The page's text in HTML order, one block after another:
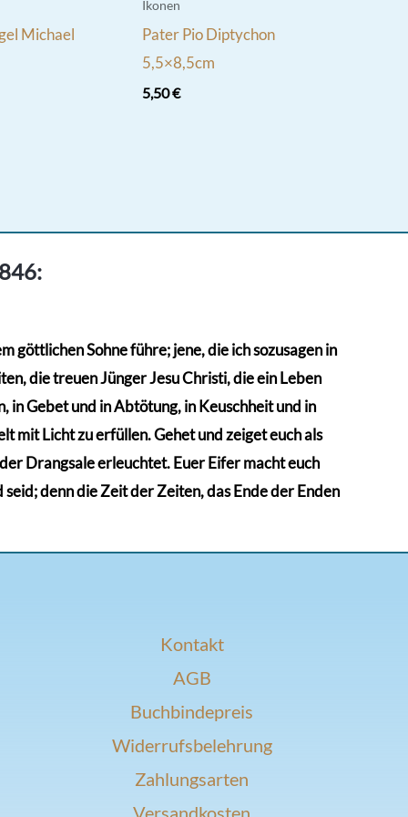
werden
Michael
Ikonen
Pater Pio Diptychon
5,5×8,5cm
5,50€
göttlichen Sohne führe; jene, die ich sozusagen in
die treuen Jünger Jesu Christi, die ein Leben
Gebet und in Abtötung, in Keuschheit und in
mit Licht zu erfüllen. Gehet und zeiget euch als
Drangsale erleuchtet. Euer Eifer macht euch
denn die Zeit der Zeiten, das Ende der Enden
Kontakt
AGB
Buchbindepreis
Widerrufsbelehrung
Zahlungsarten
Versandkosten